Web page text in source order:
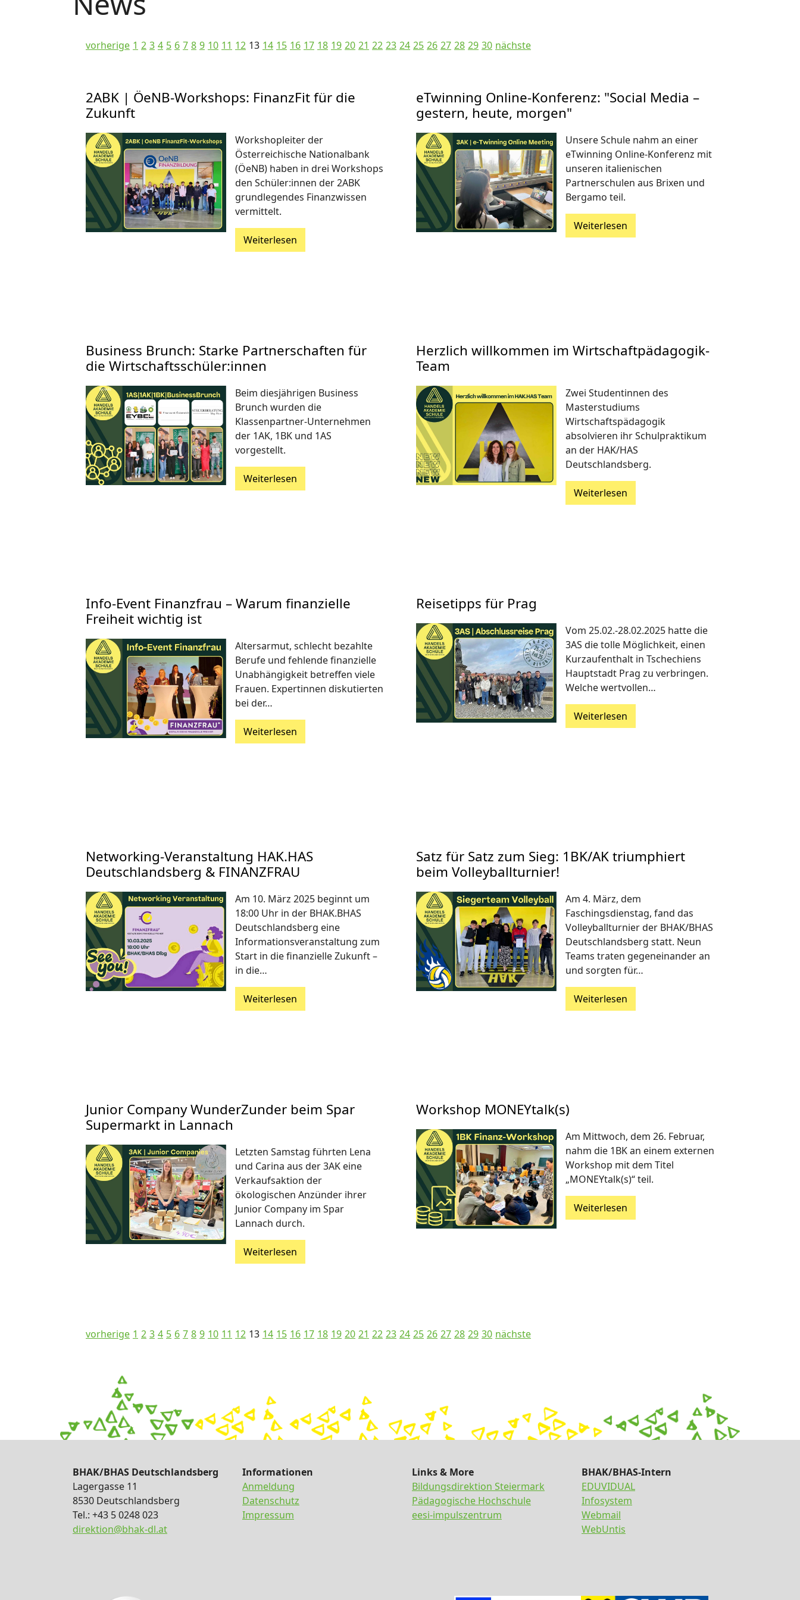
vorherige 1 2 3 4 5 6 7 8 9 10 11 12 13 14 15 16 17 18 19 20 21 22 23 24 25 26 27 28 29 30 nächste
2ABK | ÖeNB-Workshops: FinanzFit für die
Zukunft
Workshopleiter der
Österreichische Nationalbank
(ÖeNB) haben in drei Workshops
den Schüler:innen der 2ABK
grundlegendes Finanzwissen
vermittelt.
Weiterlesen
eTwinning Online-Konferenz: "Social Media –
gestern, heute, morgen"
Unsere Schule nahm an einer
eTwinning Online-Konferenz mit
unseren italienischen
Partnerschulen aus Brixen und
Bergamo teil.
Weiterlesen
Business Brunch: Starke Partnerschaften für
die Wirtschaftsschüler:innen
Beim diesjährigen Business
Brunch wurden die
Klassenpartner-Unternehmen
der 1AK, 1BK und 1AS
vorgestellt.
Weiterlesen
Herzlich willkommen im Wirtschaftpädagogik-
Team
Zwei Studentinnen des
Masterstudiums
Wirtschaftspädagogik
absolvieren ihr Schulpraktikum
an der HAK/HAS
Deutschlandsberg.
Weiterlesen
Info-Event Finanzfrau – Warum finanzielle
Freiheit wichtig ist
Altersarmut, schlecht bezahlte
Berufe und fehlende finanzielle
Unabhängigkeit betreffen viele
Frauen. Expertinnen diskutierten
bei der…
Weiterlesen
Reisetipps für Prag
Vom 25.02.-28.02.2025 hatte die
3AS die tolle Möglichkeit, einen
Kurzaufenthalt in Tschechiens
Hauptstadt Prag zu verbringen.
Welche wertvollen…
Weiterlesen
Networking-Veranstaltung HAK.HAS
Deutschlandsberg & FINANZFRAU
Am 10. März 2025 beginnt um
18:00 Uhr in der BHAK.BHAS
Deutschlandsberg eine
Informationsveranstaltung zum
Start in die finanzielle Zukunft –
in die…
Weiterlesen
Satz für Satz zum Sieg: 1BK/AK triumphiert
beim Volleyballturnier!
Am 4. März, dem
Faschingsdienstag, fand das
Volleyballturnier der BHAK/BHAS
Deutschlandsberg statt. Neun
Teams traten gegeneinander an
und sorgten für…
Weiterlesen
Junior Company WunderZunder beim Spar
Supermarkt in Lannach
Letzten Samstag führten Lena
und Carina aus der 3AK eine
Verkaufsaktion der
ökologischen Anzünder ihrer
Junior Company im Spar
Lannach durch.
Weiterlesen
Workshop MONEYtalk(s)
Am Mittwoch, dem 26. Februar,
nahm die 1BK an einem externen
Workshop mit dem Titel
„MONEYtalk(s)“ teil.
Weiterlesen
vorherige 1 2 3 4 5 6 7 8 9 10 11 12 13 14 15 16 17 18 19 20 21 22 23 24 25 26 27 28 29 30 nächste
BHAK/BHAS Deutschlandsberg
Lagergasse 11
8530 Deutschlandsberg
Tel.: +43 5 0248 023
direktion@bhak-dl.at
Informationen
Anmeldung
Datenschutz
Impressum
Links & More
Bildungsdirektion Steiermark
Pädagogische Hochschule
eesi-impulszentrum
BHAK/BHAS-Intern
EDUVIDUAL
Infosystem
Webmail
WebUntis